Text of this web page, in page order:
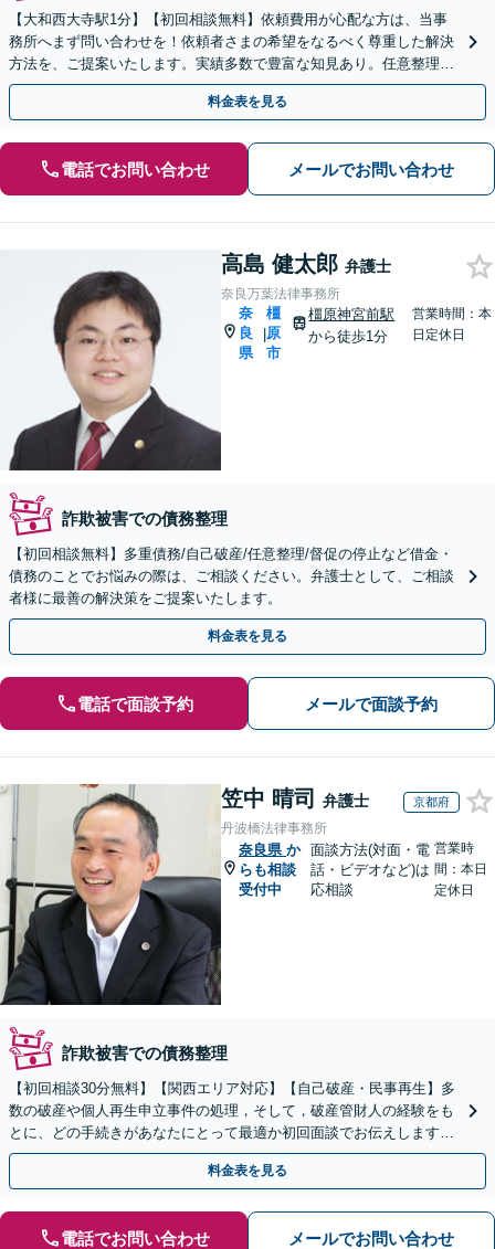
【大和西大寺駅1分】【初回相談無料】依頼費用が心配な方は、当事
務所へまず問い合わせを！依頼者さまの希望をなるべく尊重した解決
方法を、ご提案いたします。実績多数で豊富な知見あり。任意整理／
自己破産など【休日・夜間対応可】
料金表を見る
電話でお問い合わせ メールでお問い合わせ
高島 健太郎 弁護士
奈良万葉法律事務所
奈
良
県
|
橿
原
市
橿原神宮前駅
から徒歩1分
営業時間：本
日定休日
詐欺被害での債務整理
【初回相談無料】多重債務/自己破産/任意整理/督促の停止など借金・
債務のことでお悩みの際は、ご相談ください。弁護士として、ご相談
者様に最善の解決策をご提案いたします。
料金表を見る
電話で面談予約 メールで面談予約
笠中 晴司 弁護士 京都府
丹波橋法律事務所
奈良県 か
らも相談
受付中
面談方法(対面・電
話・ビデオなど)は
応相談
営業時
間：本日
定休日
詐欺被害での債務整理
【初回相談30分無料】【関西エリア対応】【自己破産・民事再生】多
数の破産や個人再生申立事件の処理，そして，破産管財人の経験をも
とに、どの手続きがあなたにとって最適か初回面談でお伝えします！
専門家に話を聞くことが解決への第一歩です！
料金表を見る
電話でお問い合わせ メールでお問い合わせ